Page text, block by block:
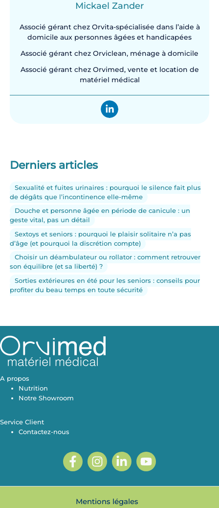
Mickael Zander
Associé gérant chez Orvita-spécialisée dans l’aide à
domicile aux personnes âgées et handicapées
Associé gérant chez Orviclean, ménage à domicile
Associé gérant chez Orvimed, vente et location de
matériel médical
Derniers articles
Sexualité et fuites urinaires : pourquoi le silence fait plus
de dégâts que l’incontinence elle-même
Douche et personne âgée en période de canicule : un
geste vital, pas un détail
Sextoys et seniors : pourquoi le plaisir solitaire n’a pas
d’âge (et pourquoi la discrétion compte)
Choisir un déambulateur ou rollator : comment retrouver
son équilibre (et sa liberté) ?
Sorties extérieures en été pour les seniors : conseils pour
profiter du beau temps en toute sécurité
A propos
Nutrition
Notre Showroom
Service Client
Contactez-nous
Mentions légales